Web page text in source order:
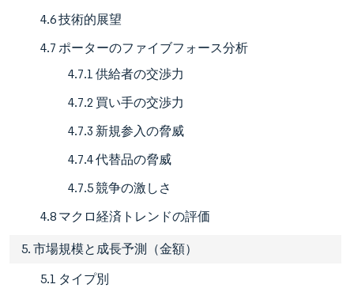
4.6 技術的展望
4.7 ポーターのファイブフォース分析
4.7.1 供給者の交渉力
4.7.2 買い手の交渉力
4.7.3 新規参入の脅威
4.7.4 代替品の脅威
4.7.5 競争の激しさ
4.8 マクロ経済トレンドの評価
5. 市場規模と成長予測（金額）
5.1 タイプ別